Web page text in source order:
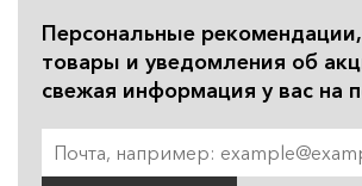
Персональные
товары и уведомления об
свежая информация у вас на